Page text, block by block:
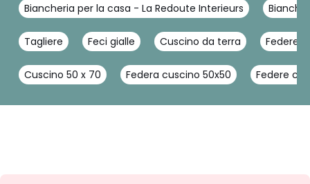
Biancheria per la casa - La Redoute Interieurs
Tagliere Feci gialle Cuscino da terra Federe
Cuscino 50 x 70 Federa cuscino 50x50 Federe